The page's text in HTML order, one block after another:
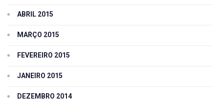
ABRIL 2015
MARÇO 2015
FEVEREIRO 2015
JANEIRO 2015
DEZEMBRO 2014